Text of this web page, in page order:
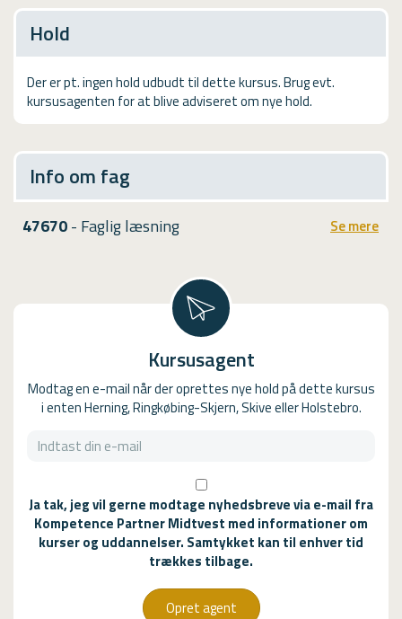
USMA
Hold
Der er pt. ingen hold udbudt til dette kursus. Brug evt.
kursusagenten for at blive adviseret om nye hold.
Info om fag
47670- Faglig læsning Se mere
Kursusagent
Modtag en e-mail når der oprettes nye hold på dette kursus
i enten Herning, Ringkøbing-Skjern, Skive eller Holstebro.
Ja tak, jeg vil gerne modtage nyhedsbreve via e-mail fra
Kompetence Partner Midtvest med informationer om
kurser og uddannelser. Samtykket kan til enhver tid
trækkes tilbage.
Opret agent